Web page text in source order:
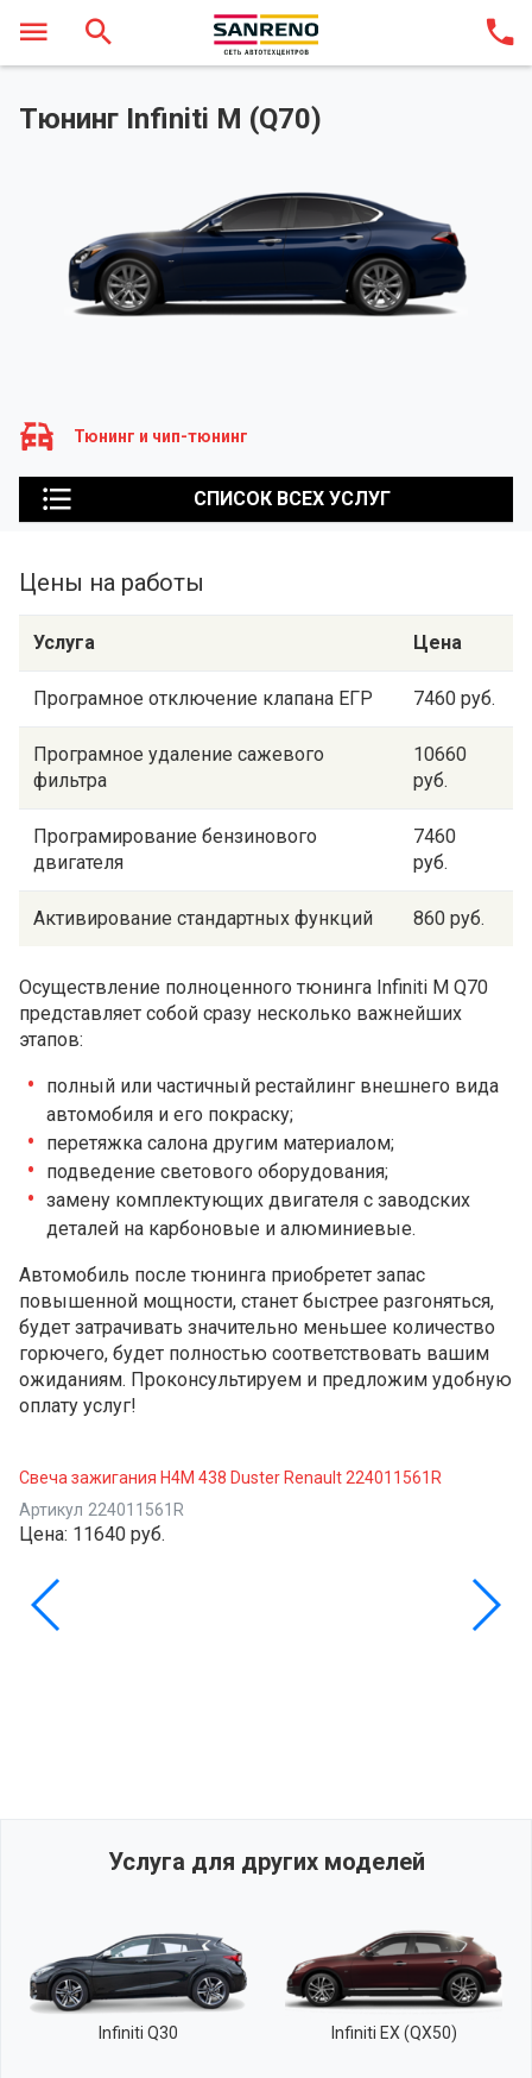
Тюнинг Infiniti M (Q70)
Тюнинг и чип-тюнинг
СПИСОК ВСЕХ УСЛУГ
Цены на работы
Услуга Цена
Програмное отключение клапана ЕГР 7460 руб.
Програмное удаление сажевого
фильтра
10660
руб.
Програмирование бензинового
двигателя
7460
руб.
Активирование стандартных функций 860 руб.
Осуществление полноценного тюнинга Infiniti M Q70
представляет собой сразу несколько важнейших
этапов:
полный или частичный рестайлинг внешнего вида
автомобиля и его покраску;
перетяжка салона другим материалом;
подведение светового оборудования;
замену комплектующих двигателя с заводских
деталей на карбоновые и алюминиевые.
Автомобиль после тюнинга приобретет запас
повышенной мощности, станет быстрее разгоняться,
будет затрачивать значительно меньшее количество
горючего, будет полностью соответствовать вашим
ожиданиям. Проконсультируем и предложим удобную
оплату услуг!
Свеча зажигания H4M 438 Duster Renault 224011561R
Артикул 224011561R
Цена: 11640 руб.
Услуга для других моделей
Infiniti Q30 Infiniti EX (QX50)